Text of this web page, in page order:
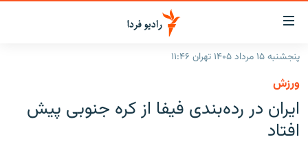
لینک‌های
قابلیت
دسترسی
بازگشت
منوی
اصلی
ایران
جهان
پنجشنبه ۱۵ مرداد ۱۴۰۵ تهران ۱۱:۴۶
ورزش
ایران در رده‌بندی فیفا از کره جنوبی پیش
افتاد